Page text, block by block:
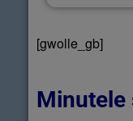
[gwolle_gb]
Minutele